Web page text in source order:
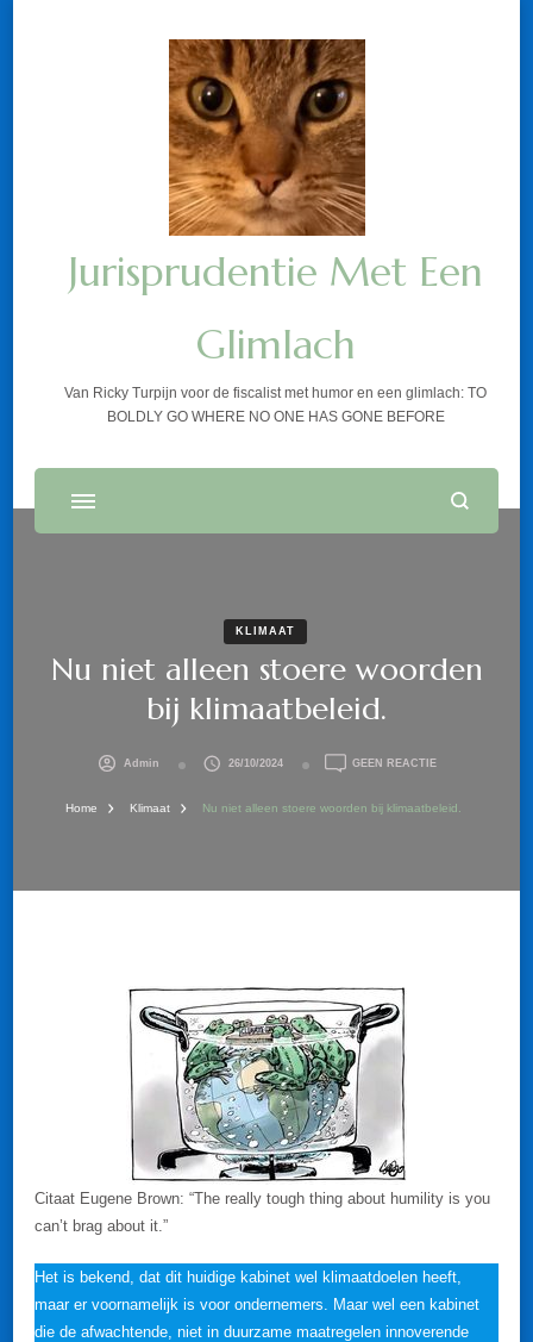
Jurisprudentie Met Een
Glimlach
Van Ricky Turpijn voor de fiscalist met humor en een glimlach: TO
BOLDLY GO WHERE NO ONE HAS GONE BEFORE
KLIMAAT
Nu niet alleen stoere woorden
bij klimaatbeleid.
Admin 26/10/2024 GEEN REACTIEOP
ALLEEN
Home Klimaat Nu niet alleen stoere woorden bij klimaatbeleid.
Citaat Eugene Brown: “The really tough thing about humility is you
can’t brag about it.”
Het is bekend, dat dit huidige kabinet wel klimaatdoelen heeft,
maar er voornamelijk is voor ondernemers. Maar wel een kabinet
die de afwachtende, niet in duurzame maatregelen innoverende